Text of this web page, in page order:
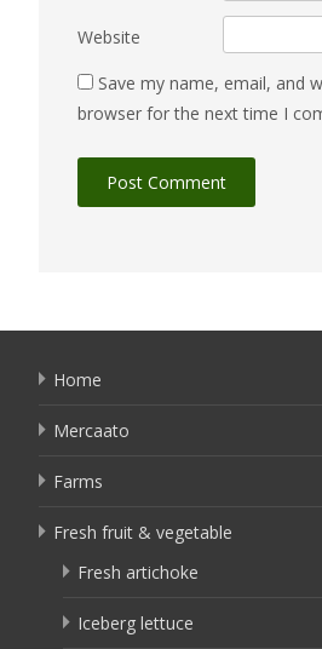
Website
Save my name, email, and
browser for the next time I
Home
Mercaato
Farms
Fresh fruit & vegetable
Fresh artichoke
Iceberg lettuce